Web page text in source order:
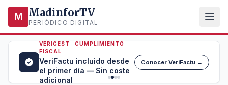
M MadinforTV
PERIÓDICO DIGITAL
VERIGEST · CUMPLIMIENTO
FISCAL
VeriFactu incluido desde
el primer día — Sin coste
adicional
Conocer VeriFactu →